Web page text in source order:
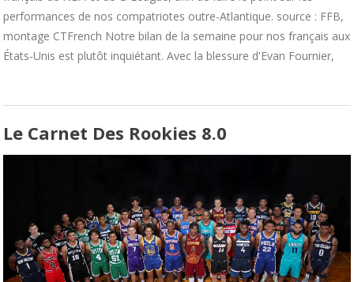
performances de nos compatriotes outre-Atlantique. source : FFB,
montage CTFrench Notre bilan de la semaine pour nos français aux
États-Unis est plutôt inquiétant. Avec la blessure d'Evan Fournier,
Le Carnet Des Rookies 8.0